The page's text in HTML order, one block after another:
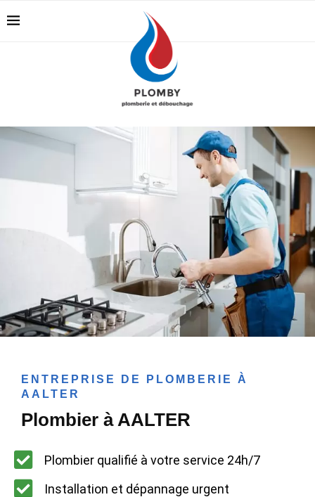
ENTREPRISE DE PLOMBERIE À
AALTER
Plombier à AALTER
Plombier qualifié à votre service 24h/7
Installation et dépannage urgent